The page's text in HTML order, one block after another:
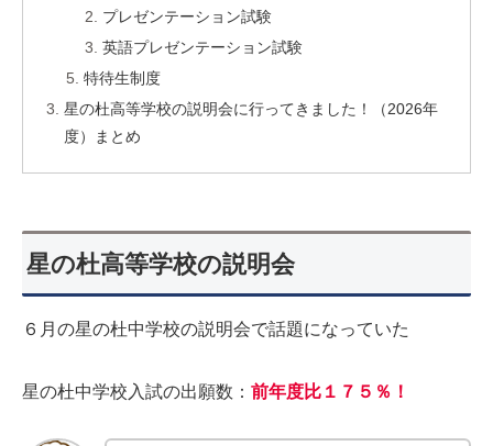
プレゼンテーション試験
英語プレゼンテーション試験
特待生制度
星の杜高等学校の説明会に行ってきました！（2026年
度）まとめ
星の杜高等学校の説明会
６月の星の杜中学校の説明会で話題になっていた
星の杜中学校入試の出願数： 前年度比１７５％！